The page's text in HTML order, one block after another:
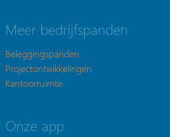
Meer bedrijfspanden
Beleggingspanden
Projectontwikkelingen
Kantoorruimte
Onze app